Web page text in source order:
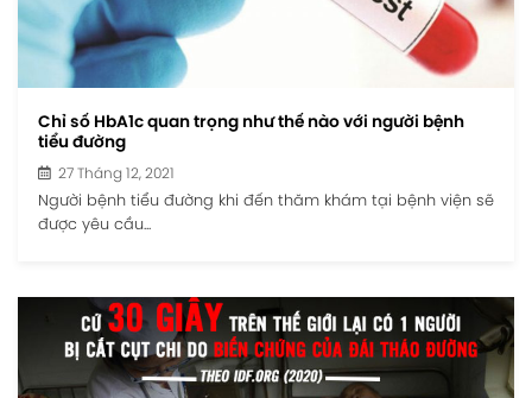
Chỉ số HbA1c quan trọng như thế nào với người bệnh
tiểu đường
27 Tháng 12, 2021
Người bệnh tiểu đường khi đến thăm khám tại bệnh viện sẽ
được yêu cầu...